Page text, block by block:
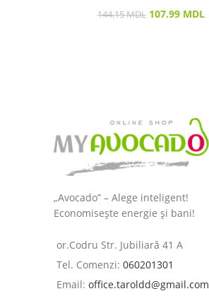
144.15MDL 107.99 MDL
„Avocado” – Alege inteligent!
Economisește energie și bani!
or.Codru Str. Jubiliară 41 A
Tel. Comenzi: 060201301
Email: office.taroldd@gmail.com